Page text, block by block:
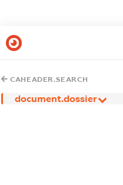
CAHEADER.SEARCH
document.dossier